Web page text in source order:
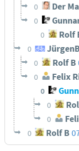
0 Der
0
0 Rolf
0
0 Rolf B
0 Felix
0
0
0
0 Rolf B